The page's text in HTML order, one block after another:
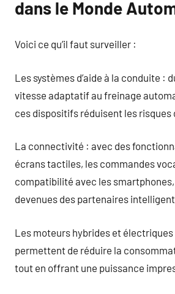
dans le Monde
Voici ce qu’il faut surveiller :
Les systèmes d’aide à la conduite :
vitesse adaptatif au freinage
ces dispositifs réduisent les risques
La connectivité : avec des
écrans tactiles, les commandes
compatibilité avec les
devenues des partenaires
Les moteurs hybrides et
permettent de réduire la
tout en offrant une puissance